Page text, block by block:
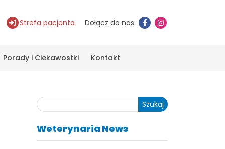
Strefa pacjenta Dołącz do nas:
Porady i Ciekawostki Kontakt
Szukaj
Weterynaria News